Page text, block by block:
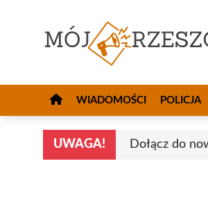
WIADOMOŚCI POLICJA
UWAGA! Dołącz do